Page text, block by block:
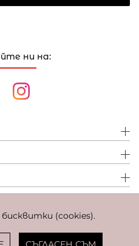
(cookies).
ни на:
1 EUR = 1,95583 BGN